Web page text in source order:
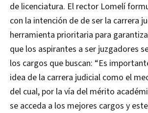
de licenciatura. El rector Lomelí
con la intención de de ser la carrera
herramienta prioritaria para
que los aspirantes a ser juzgadores
los cargos que buscan: “Es
idea de la carrera judicial como el
del cual, por la vía del mérito
se acceda a los mejores cargos y